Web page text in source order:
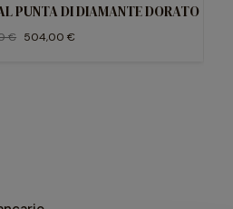
PUNTA DI DIAMANTE DORATO
€ 504,00 €